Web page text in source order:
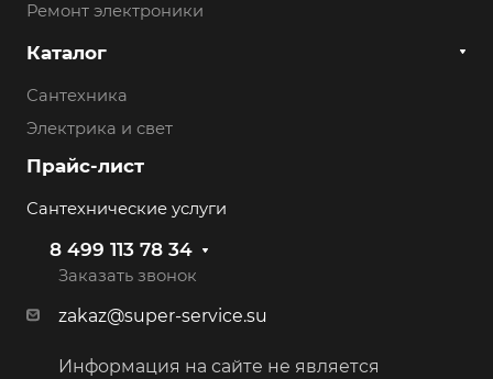
Ремонт электроники
Каталог
Сантехника
Электрика и свет
Прайс-лист
Сантехнические услуги
8 499 113 78 34
Заказать звонок
zakaz@super-service.su
Информация на сайте не является